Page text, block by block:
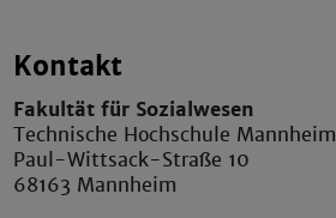
Kontakt
Fakultät für Sozialwesen
Technische Hochschule Mannheim
Paul-Wittsack-Straße 10
68163 Mannheim